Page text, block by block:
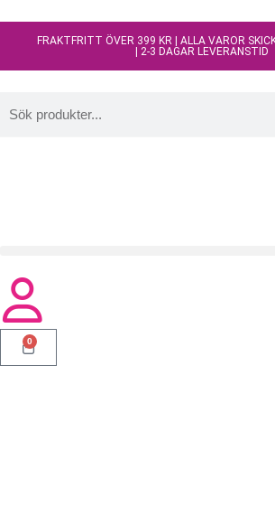
FRAKTFRITT ÖVER 399 KR | ALLA VAROR
| 2-3 DAGAR LEVERANSTID
0